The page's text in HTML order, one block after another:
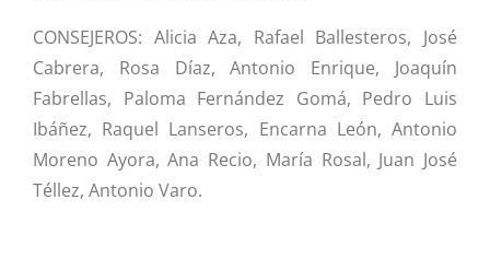
CONSEJEROS: Alicia Aza, Rafael Ballesteros, José
Cabrera, Rosa Díaz, Antonio Enrique, Joaquín
Fabrellas, Paloma Fernández Gomá, Pedro Luis
Ibáñez, Raquel Lanseros, Encarna León, Antonio
Moreno Ayora, Ana Recio, María Rosal, Juan José
Téllez, Antonio Varo.